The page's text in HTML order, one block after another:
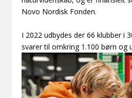
Novo Nordisk Fonden.
I 2022 udbydes der 66 klubber i
svarer til omkring 1.100 børn og